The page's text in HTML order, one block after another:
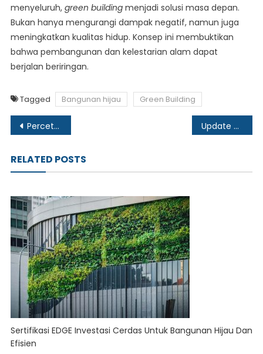
menyeluruh, green buildingmenjadi solusi masa depan.
Bukan hanya mengurangi dampak negatif, namun juga
meningkatkan kualitas hidup. Konsep ini membuktikan
bahwa pembangunan dan kelestarian alam dapat
berjalan beriringan.
Tagged Bangunan hijau Green Building
Post
Percetakan Digital Printing di Jakarta Barat Jadi Solusi Cepat dan Praktis Update Harga Baja Ringan Taso per Batang untuk Kebutuhan Konstruksi
RELATED POSTS
Sertifikasi EDGE Investasi Cerdas Untuk Bangunan Hijau Dan
Efisien